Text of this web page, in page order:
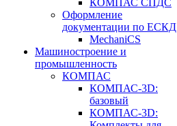
КОМПАС СПДС
Оформление
документации по ЕСКД
MechaniCS
Машиностроение и
промышленность
КОМПАС
КОМПАС-3D:
базовый
КОМПАС-3D: